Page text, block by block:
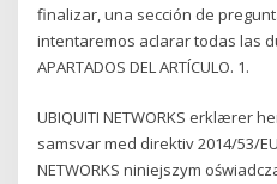
finalizar, una sección de
intentaremos aclarar todas las
APARTADOS DEL ARTÍCULO. 1.
UBIQUITI NETWORKS erklærer
samsvar med direktiv 2014/53/
NETWORKS niniejszym